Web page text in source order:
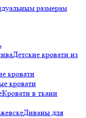
размерам
Детские кровати из
кровати
кровати
Кровати в ткани
Диваны для